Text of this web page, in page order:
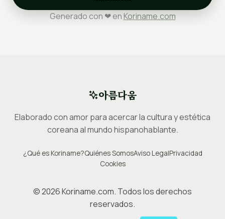
Generado con ❤ en Koriname.com
아름다움
Elaborado con amor para acercar la cultura y estética
coreana al mundo hispanohablante.
¿Qué es Koriname?Quiénes SomosAviso LegalPrivacidad
Cookies
©2026Koriname.com. Todos los derechos
reservados.